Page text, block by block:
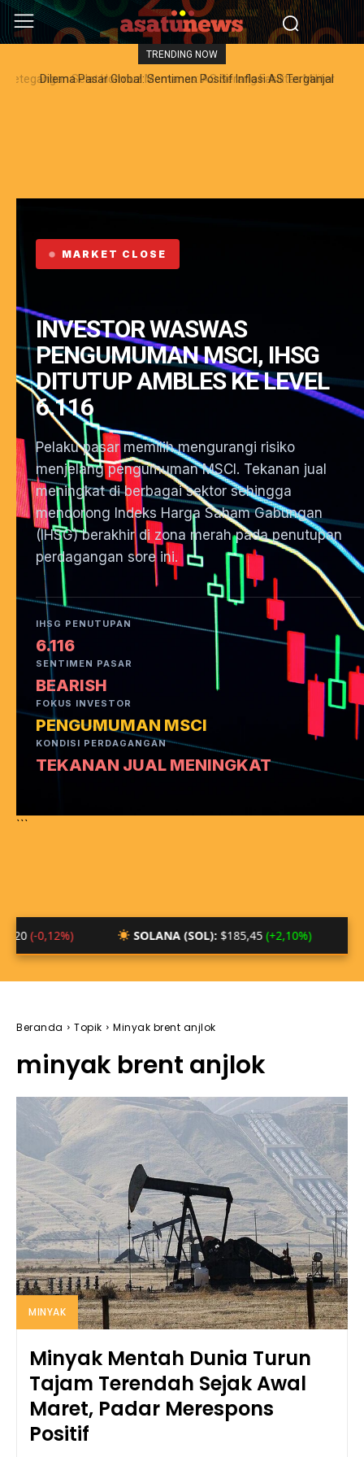
TRENDING NOW
Dilema Pasar Global: Sentimen Positif Inflasi AS Terganjal
MARKET CLOSE
INVESTOR WASWAS
PENGUMUMAN MSCI, IHSG
DITUTUP AMBLES KE LEVEL
6.116
Pelaku pasar memilih mengurangi risiko
menjelang pengumuman MSCI. Tekanan jual
meningkat di berbagai sektor sehingga
mendorong Indeks Harga Saham Gabungan
(IHSG) berakhir di zona merah pada penutupan
perdagangan sore ini.
IHSG PENUTUPAN
6.116
SENTIMEN PASAR
BEARISH
FOKUS INVESTOR
PENGUMUMAN MSCI
KONDISI PERDAGANGAN
TEKANAN JUAL MENINGKAT
```
SOLANA (SOL):$185,45(+2,10%)
Beranda Topik Minyak brent anjlok
minyak brent anjlok
MINYAK
Minyak Mentah Dunia Turun
Tajam Terendah Sejak Awal
Maret, Padar Merespons
Positif